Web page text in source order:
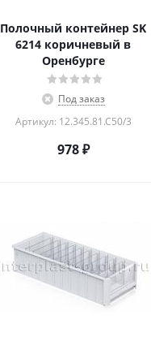
Полочный контейнер SK
6214 коричневый в
Оренбурге
Под заказ
Артикул: 12.345.81.С50/3
978₽